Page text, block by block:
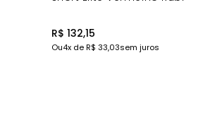
R$ 132,15
Ou4x deR$ 33,03sem juros